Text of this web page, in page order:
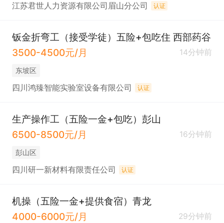
江苏君世人力资源有限公司眉山分公司 认证
钣金折弯工（接受学徒）五险+包吃住 西部药谷
3500-4500元/月
14分钟前
东坡区
四川鸿臻智能实验室设备有限公司 认证
生产操作工（五险一金+包吃）彭山
6500-8500元/月
16分钟前
彭山区
四川研一新材料有限责任公司 认证
机操（五险一金+提供食宿）青龙
4000-6000元/月
29分钟前